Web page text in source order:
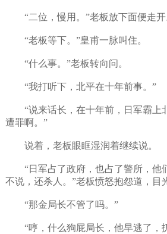
“二位，慢用。”老板放下面便走开
“老板等下。”皇甫一脉叫住。
“什么事。”老板转向问。
“我打听下，北平在十年前事。”
“说来话长，在十年前，日军霸上
遭罪啊。”
说着，老板眼眶湿润着继续说。
“日军占了政府，也占了警所，他
不说，还杀人。”老板愤怒抱怨道，目
“那金局长不管了吗。”
“哼，什么狗屁局长，他早逃了，